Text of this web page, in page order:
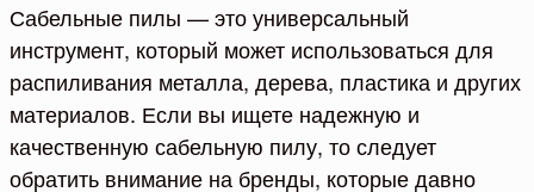
Сабельные пилы — это универсальный
инструмент, который может использоваться для
распиливания металла, дерева, пластика и других
материалов. Если вы ищете надежную и
качественную сабельную пилу, то следует
обратить внимание на бренды, которые давно